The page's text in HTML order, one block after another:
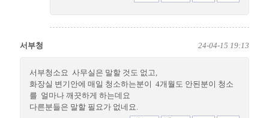
서부청 24-04-15 19:13
서부청소요 사무실은 말할 것도 없고,
화장실 변기안에 매일 청소하는분이 4개월도 안된분이 청소
를 얼마나 깨끗하게 하는데요
다른분들은 말할 필요가 없네요.